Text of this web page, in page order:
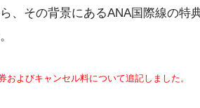
、その背景にあるANA国際線の特
よびキャンセル料について追記しました。